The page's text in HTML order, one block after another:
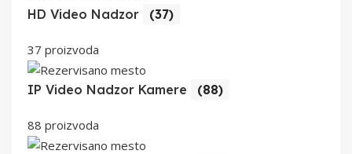
HD Video Nadzor (37)
37 proizvoda
IP Video Nadzor Kamere (88)
88 proizvoda